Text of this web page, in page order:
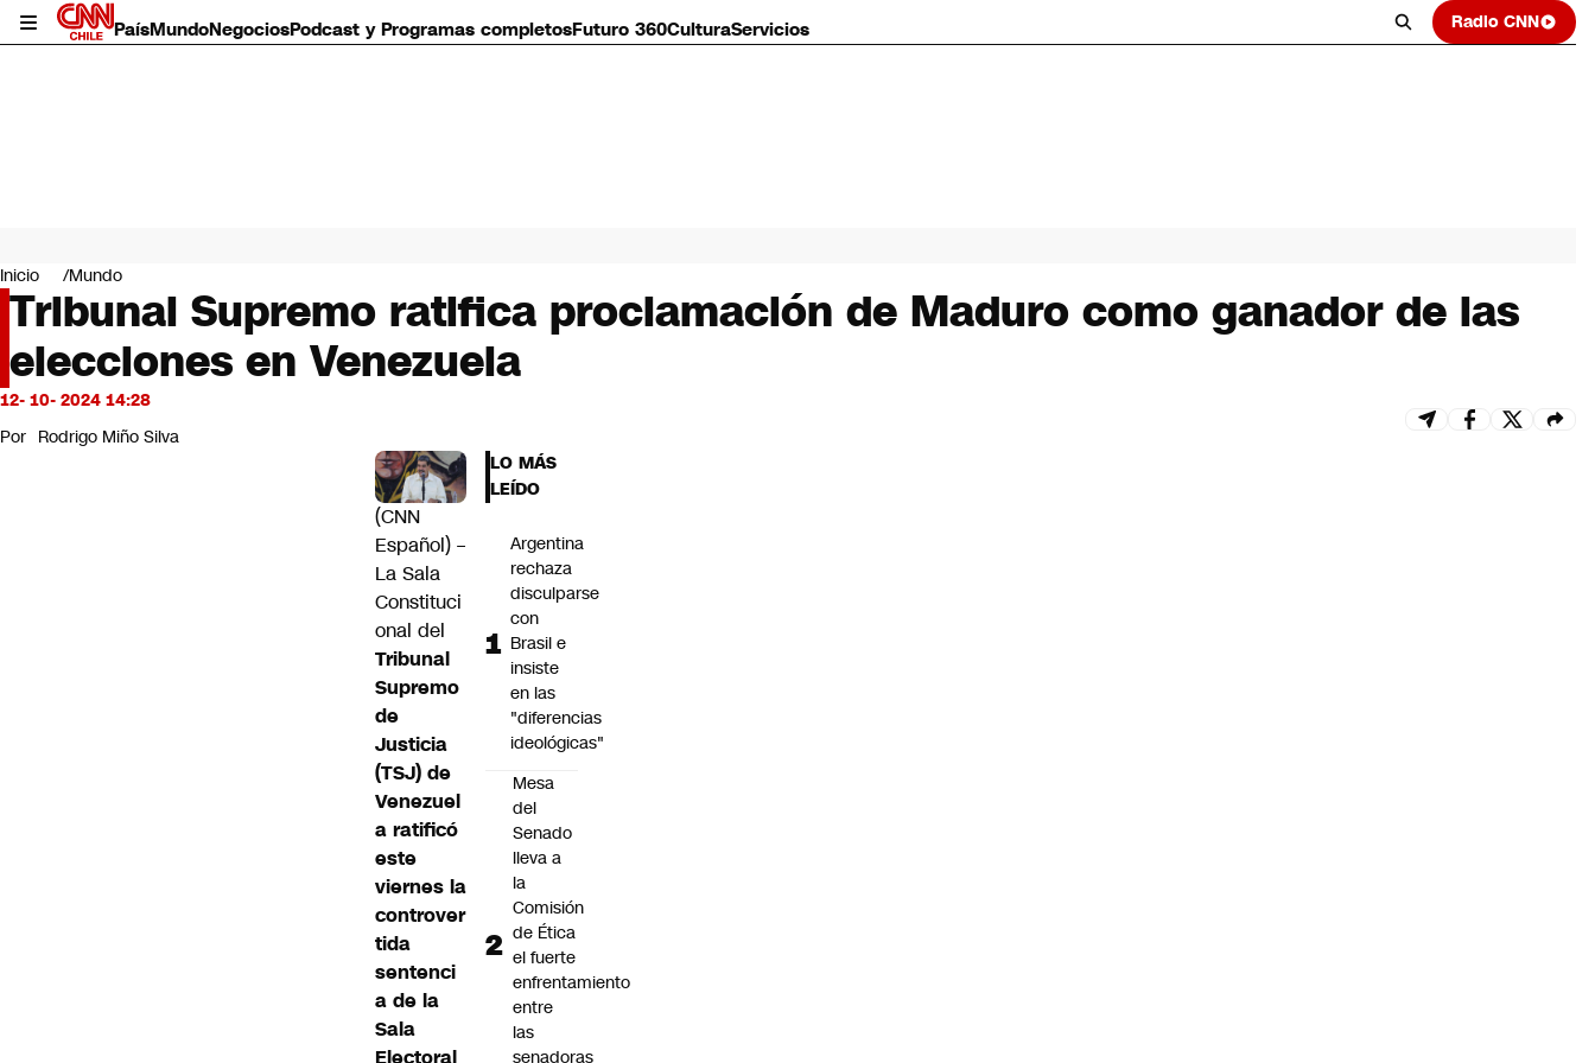
PaísMundoNegociosPodcast y Programas completosFuturo 360CulturaServicios Radio CNN
Mundo
Negocios
Deportes
Programas completos
Cultura
Servicios
Bits
CNN Data
Inicio Mundo
Tribunal Supremo ratifica proclamación de Maduro como ganador de las
elecciones en Venezuela
12- 10- 2024 14:28
Por Rodrigo Miño Silva
(CNN
Español) –
La Sala
Constituci
onal del
Tribunal
Supremo
de
Justicia
(TSJ) de
Venezuel
a ratificó
este
viernes la
controver
tida
sentenci
a de la
Sala
Electoral
LO MÁS
LEÍDO
Argentina
rechaza
disculparse
con
Brasil e
insiste
en las
"diferencias
ideológicas"
Mesa
del
Senado
lleva a
la
Comisión
de Ética
el fuerte
enfrentamiento
entre
las
senadoras